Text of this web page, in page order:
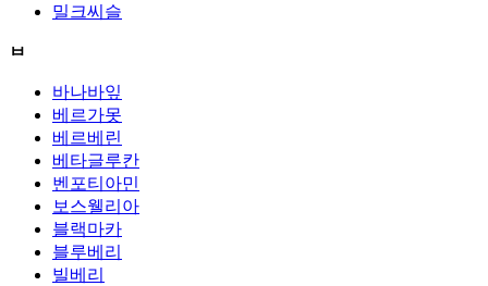
밀크씨슬
ㅂ
바나바잎
베르가못
베르베린
베타글루칸
벤포티아민
보스웰리아
블랙마카
블루베리
빌베리